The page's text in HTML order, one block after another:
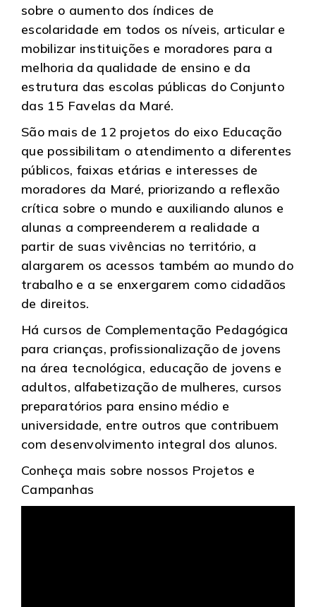
sobre o aumento dos índices de
escolaridade em todos os níveis, articular e
mobilizar instituições e moradores para a
melhoria da qualidade de ensino e da
estrutura das escolas públicas do Conjunto
das 15 Favelas da Maré.
São mais de 12 projetos do eixo Educação
que possibilitam o atendimento a diferentes
públicos, faixas etárias e interesses de
moradores da Maré, priorizando a reflexão
crítica sobre o mundo e auxiliando alunos e
alunas a compreenderem a realidade a
partir de suas vivências no território, a
alargarem os acessos também ao mundo do
trabalho e a se enxergarem como cidadãos
de direitos.
Há cursos de Complementação Pedagógica
para crianças, profissionalização de jovens
na área tecnológica, educação de jovens e
adultos, alfabetização de mulheres, cursos
preparatórios para ensino médio e
universidade, entre outros que contribuem
com desenvolvimento integral dos alunos.
Conheça mais sobre nossos Projetos e
Campanhas